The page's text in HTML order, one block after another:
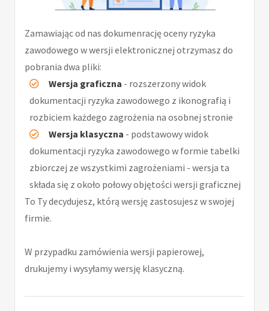
Zamawiając od nas dokumenrację oceny ryzyka
zawodowego w wersji elektronicznej otrzymasz do
pobrania dwa pliki:
Wersja graficzna - rozszerzony widok
dokumentacji ryzyka zawodowego z ikonografią i
rozbiciem każdego zagrożenia na osobnej stronie
Wersja klasyczna - podstawowy widok
dokumentacji ryzyka zawodowego w formie tabelki
zbiorczej ze wszystkimi zagrożeniami - wersja ta
składa się z około połowy objętości wersji graficznej
To Ty decydujesz, którą wersję zastosujesz w swojej
firmie.
W przypadku zamówienia wersji papierowej,
drukujemy i wysyłamy wersję klasyczną.